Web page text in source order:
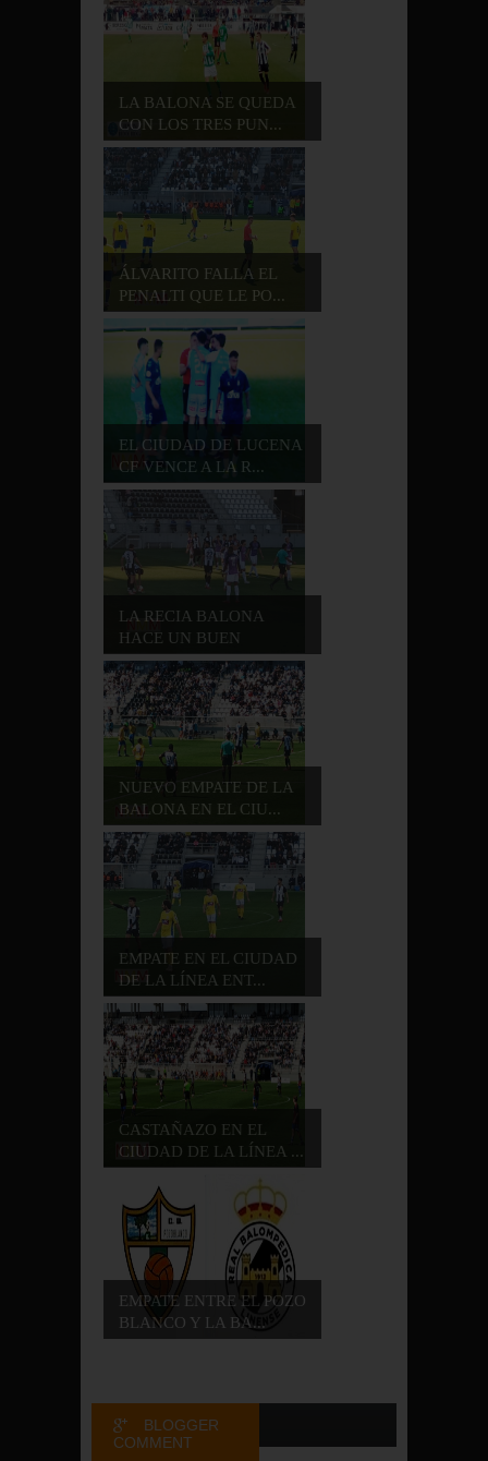
LA BALONA SE QUEDA
CON LOS TRES PUN...
ÁLVARITO FALLA EL
PENALTI QUE LE PO...
EL CIUDAD DE LUCENA
CF VENCE A LA R...
LA RECIA BALONA
HACE UN BUEN
PARTID...
NUEVO EMPATE DE LA
BALONA EN EL CIU...
EMPATE EN EL CIUDAD
DE LA LÍNEA ENT...
CASTAÑAZO EN EL
CIUDAD DE LA LÍNEA ...
EMPATE ENTRE EL POZO
BLANCO Y LA BA...
BLOGGER
COMMENT